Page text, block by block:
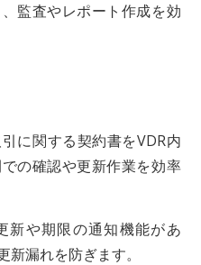
監査やレポート作成を効
に関する契約書をVDR内
の確認や更新作業を効率
新や期限の通知機能があ
新漏れを防ぎます。